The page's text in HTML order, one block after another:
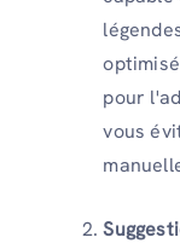
pour
vous